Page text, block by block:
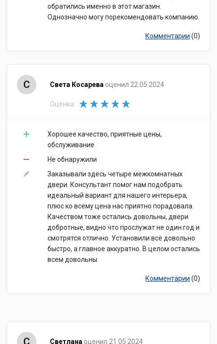
обратились именно в этот магазин.
Однозначно могу порекомендовать компанию.
Комментарии (0)
С Света Косарева оценил 22.05.2024
Оценка:
Хорошее качество, приятные цены,
обслуживание
Не обнаружили
Заказывали здесь четыре межкомнатных
двери. Консультант помог нам подобрать
идеальный вариант для нашего интерьера,
плюс ко всему цена нас приятно порадовала.
Качеством тоже остались довольны, двери
добротные, видно что прослужат не один год и
смотрятся отлично. Установили всё довольно
быстро, а главное аккуратно. В целом остались
всем довольны
Комментарии (0)
С Светлана оценил 21.05.2024